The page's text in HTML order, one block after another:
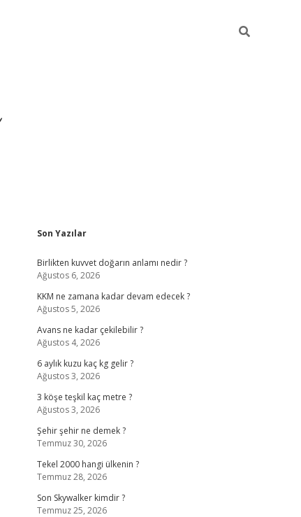
Sidebar
Son Yazılar
Birlikten kuvvet doğarın anlamı nedir ?
Ağustos 6, 2026
KKM ne zamana kadar devam edecek ?
Ağustos 5, 2026
Avans ne kadar çekilebilir ?
Ağustos 4, 2026
6 aylık kuzu kaç kg gelir ?
Ağustos 3, 2026
3 köşe teşkil kaç metre ?
Ağustos 3, 2026
Şehir şehir ne demek ?
Temmuz 30, 2026
Tekel 2000 hangi ülkenin ?
Temmuz 28, 2026
Son Skywalker kimdir ?
Temmuz 25, 2026